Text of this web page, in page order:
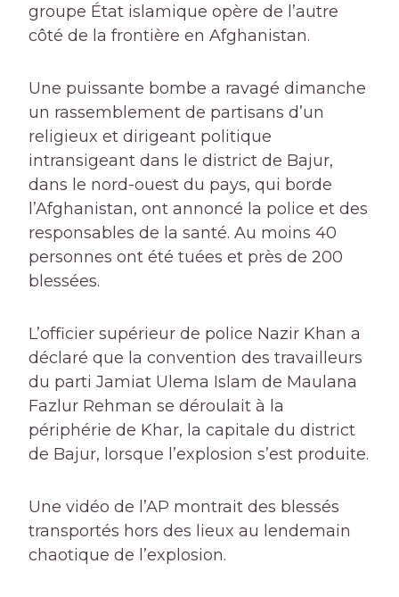
groupe État islamique opère de l’autre
côté de la frontière en Afghanistan.
Une puissante bombe a ravagé dimanche
un rassemblement de partisans d’un
religieux et dirigeant politique
intransigeant dans le district de Bajur,
dans le nord-ouest du pays, qui borde
l’Afghanistan, ont annoncé la police et des
responsables de la santé. Au moins 40
personnes ont été tuées et près de 200
blessées.
L’officier supérieur de police Nazir Khan a
déclaré que la convention des travailleurs
du parti Jamiat Ulema Islam de Maulana
Fazlur Rehman se déroulait à la
périphérie de Khar, la capitale du district
de Bajur, lorsque l’explosion s’est produite.
Une vidéo de l’AP montrait des blessés
transportés hors des lieux au lendemain
chaotique de l’explosion.